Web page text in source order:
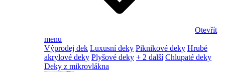
Otevřít
menu
Výprodej dek Luxusní deky Piknikové deky Hrubé
akrylové deky Plyšové deky + 2 další Chlupaté deky
Deky z mikrovlákna